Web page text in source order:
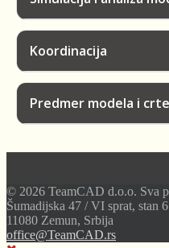
Koordinacija
Predmer modela i
© 2026 TeamCAD d.o.o. Sva
Šumadijska 47 / VI sprat, stan
11080 Zemun, Srbija
office@TeamCAD.rs